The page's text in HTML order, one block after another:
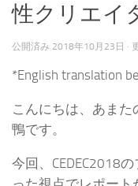
性クリエイ
公開済み 2018年10月23日 ·
*English translation
こんにちは、あま
鴨です。
今回、CEDEC2018